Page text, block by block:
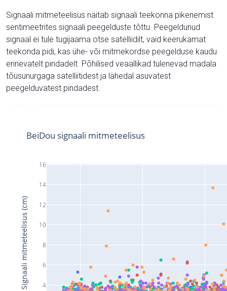
Signaali mitmeteelisus näitab signaali teekonna pikenemist
sentimeetrites signaali peegelduste tõttu. Peegeldunud
signaal ei tule tugijaama otse satelliidilt, vaid keerukamat
teekonda pidi, kas ühe- või mitmekordse peegelduse kaudu
erinevatelt pindadelt. Põhilised veaallikad tulenevad madala
tõusunurgaga satelliitidest ja lähedal asuvatest
peegelduvatest pindadest.
4
6
8
10
12
14
16
BeiDou signaali mitmeteelisus
Signaali mitmeteelisus (cm)